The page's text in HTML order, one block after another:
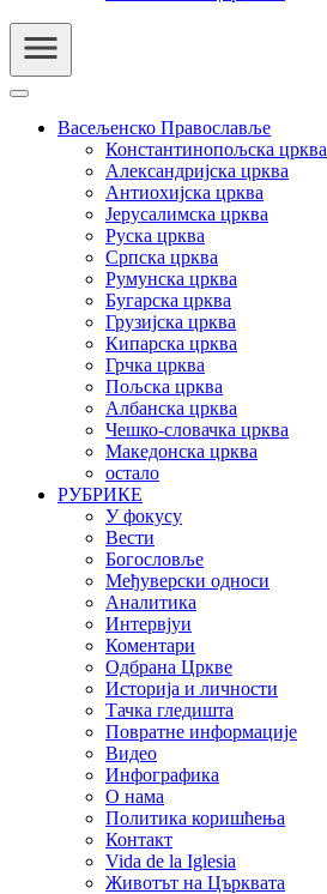
Васељенско Православље
Константинопољска црква
Александријска црква
Антиохијска црква
Јерусалимска црква
Руска црква
Српска црква
Румунска црква
Бугарска црква
Грузијска црква
Кипарска црква
Грчка црква
Пољска црква
Албанска црква
Чешко-словачка црква
Македонска црква
остало
РУБРИКЕ
У фокусу
Вести
Богословље
Међуверски односи
Аналитика
Интервјуи
Коментари
Одбрана Цркве
Историја и личности
Тачка гледишта
Повратне информације
Видео
Инфографика
О нама
Политика коришћења
Контакт
Vida de la Iglesia
Животът на Църквата